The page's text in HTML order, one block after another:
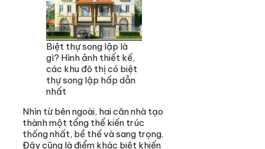
Biệt thự song lập là
gì? Hình ảnh thiết kế,
các khu đô thị có biệt
thự song lập hấp dẫn
nhất
Nhìn từ bên ngoài, hai căn nhà tạo
thành một tổng thể kiến trúc
thống nhất, bề thế và sang trọng.
Đây cũng là điểm khác biệt khiến